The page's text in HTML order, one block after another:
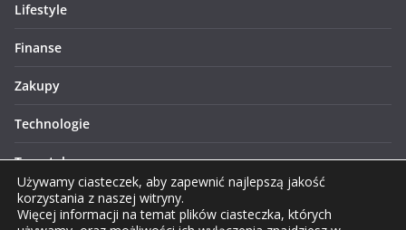
Lifestyle
Finanse
Zakupy
Technologie
Turystyka
Używamy ciasteczek, aby zapewnić najlepszą jakość
korzystania z naszej witryny.
Więcej informacji na temat plików ciasteczka, których